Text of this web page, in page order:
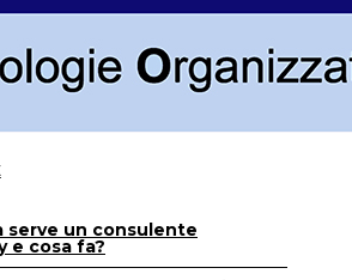
serve un consulente
e cosa fa?